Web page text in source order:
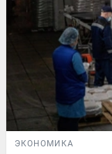
ЭКОНОМИКА